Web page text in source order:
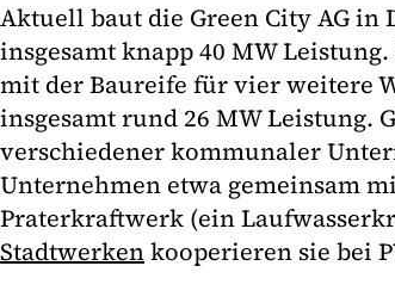
Aktuell baut die Green City AG
insgesamt knapp 40 MW
mit der Baureife für vier weitere
insgesamt rund 26 MW Leistung.
verschiedener kommunaler
Unternehmen etwa gemeinsam
Praterkraftwerk (ein
Stadtwerkenkooperieren sie bei